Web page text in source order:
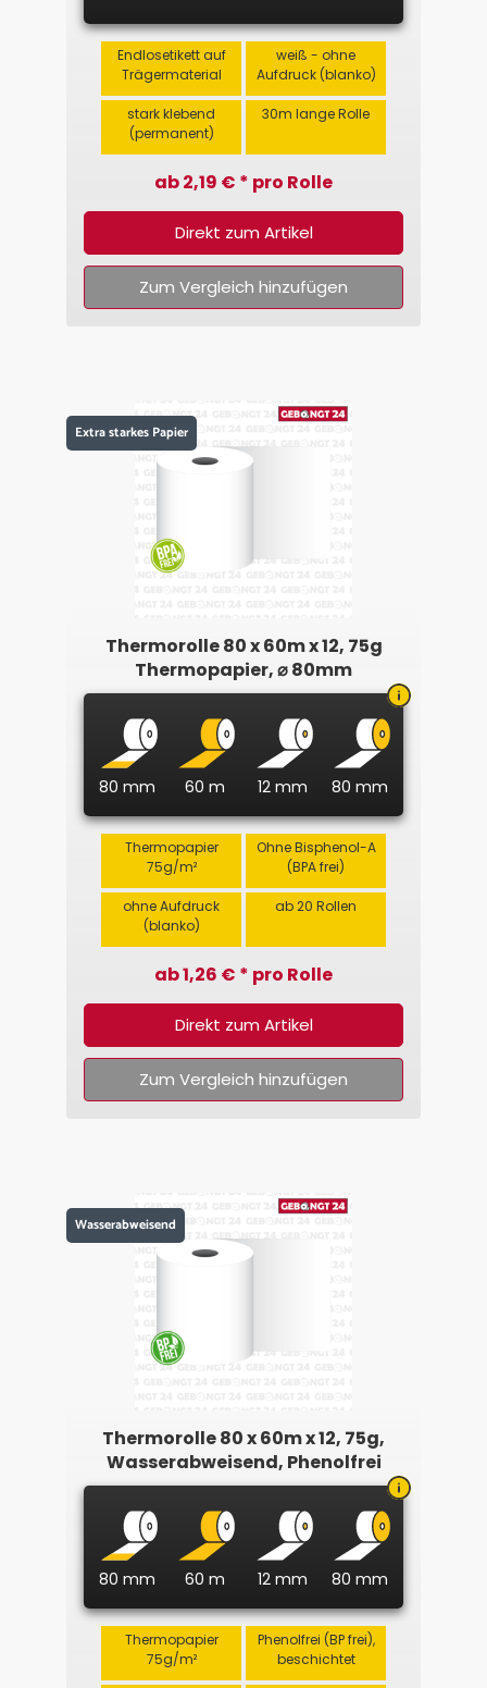
Endlosetikett auf
Trägermaterial
weiß - ohne
Aufdruck (blanko)
stark klebend
(permanent)
30m lange Rolle
ab 2,19 € * pro Rolle
Direkt zum Artikel
Zum Vergleich hinzufügen
Extra starkes Papier
Thermorolle 80 x 60m x 12, 75g
Thermopapier, ⌀ 80mm
80 mm 60 m 12 mm 80 mm
Thermopapier
75g/m²
Ohne Bisphenol-A
(BPA frei)
ohne Aufdruck
(blanko)
ab 20 Rollen
ab 1,26 € * pro Rolle
Direkt zum Artikel
Zum Vergleich hinzufügen
Wasserabweisend
Thermorolle 80 x 60m x 12, 75g,
Wasserabweisend, Phenolfrei
80 mm 60 m 12 mm 80 mm
Thermopapier
75g/m²
Phenolfrei (BP frei),
beschichtet